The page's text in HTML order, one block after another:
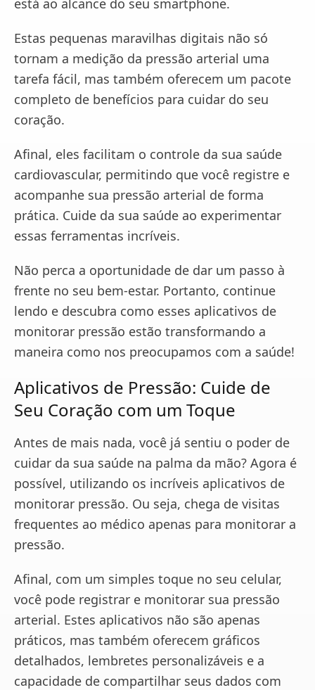
está ao alcance do seu smartphone.
Estas pequenas maravilhas digitais não só
tornam a medição da pressão arterial uma
tarefa fácil, mas também oferecem um pacote
completo de benefícios para cuidar do seu
coração.
Afinal, eles facilitam o controle da sua saúde
cardiovascular, permitindo que você registre e
acompanhe sua pressão arterial de forma
prática. Cuide da sua saúde ao experimentar
essas ferramentas incríveis.
Não perca a oportunidade de dar um passo à
frente no seu bem-estar. Portanto, continue
lendo e descubra como esses aplicativos de
monitorar pressão estão transformando a
maneira como nos preocupamos com a saúde!
Aplicativos de Pressão: Cuide de
Seu Coração com um Toque
Antes de mais nada, você já sentiu o poder de
cuidar da sua saúde na palma da mão? Agora é
possível, utilizando os incríveis aplicativos de
monitorar pressão. Ou seja, chega de visitas
frequentes ao médico apenas para monitorar a
pressão.
Afinal, com um simples toque no seu celular,
você pode registrar e monitorar sua pressão
arterial. Estes aplicativos não são apenas
práticos, mas também oferecem gráficos
detalhados, lembretes personalizáveis e a
capacidade de compartilhar seus dados com